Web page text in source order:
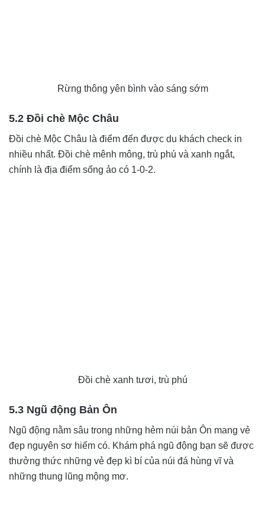
Rừng thông yên bình vào sáng sớm
5.2 Đồi chè Mộc Châu
Đồi chè Mộc Châu là điểm đến được du khách check in
nhiều nhất. Đồi chè mênh mông, trù phú và xanh ngắt,
chính là địa điểm sống ảo có 1-0-2.
Đồi chè xanh tươi, trù phú
5.3 Ngũ động Bản Ôn
Ngũ động nằm sâu trong những hẻm núi bản Ôn mang vẻ
đẹp nguyên sơ hiếm có. Khám phá ngũ động bạn sẽ được
thưởng thức những vẻ đẹp kì bí của núi đá hùng vĩ và
những thung lũng mộng mơ.